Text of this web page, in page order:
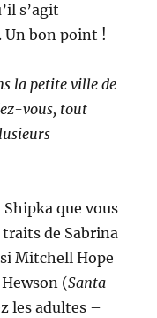
s’agit
Un bon point !
la petite ville de
vous, tout
que vous
de Sabrina
Mitchell Hope
(Santa
les adultes –